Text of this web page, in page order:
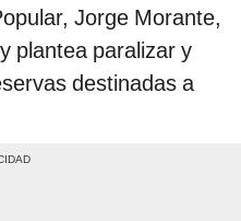
Jorge Morante,
plantea paralizar y
destinadas a